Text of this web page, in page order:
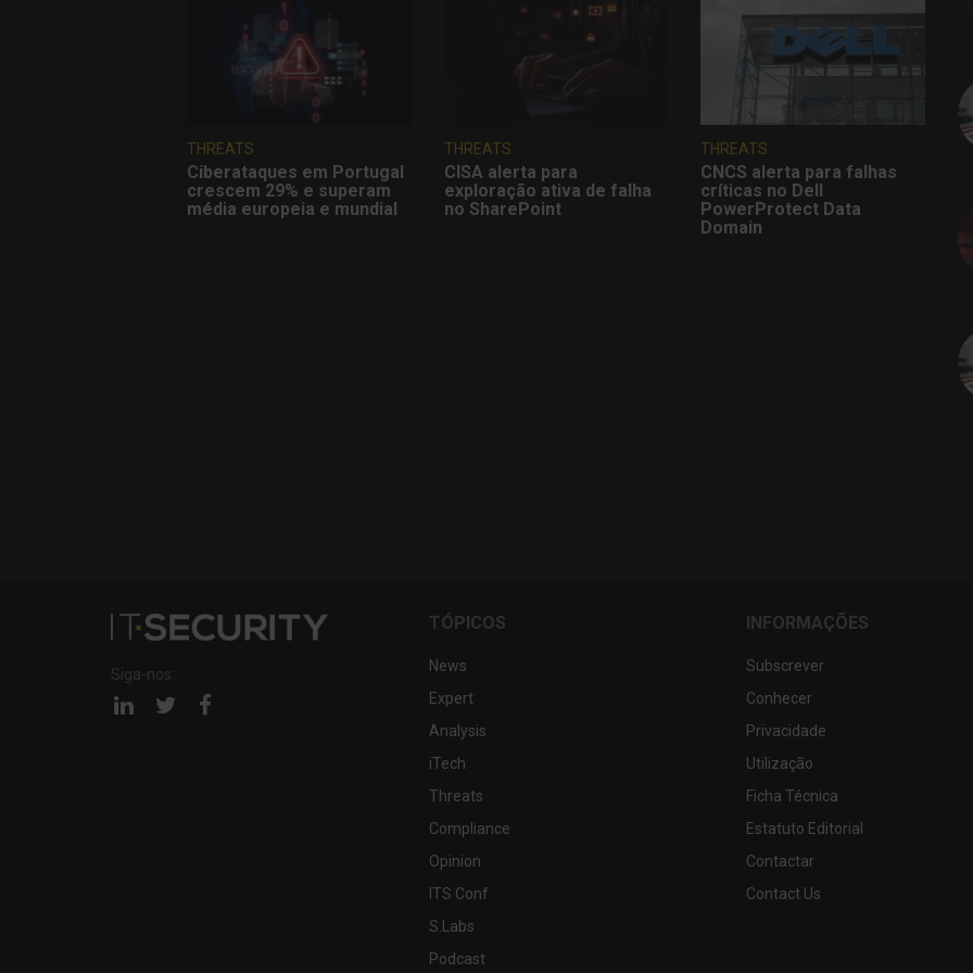
THREATS
Ciberataques em Portugal
crescem 29% e superam
média europeia e mundial
THREATS
CISA alerta para
exploração ativa de falha
no SharePoint
THREATS
CNCS alerta para falhas
críticas no Dell
PowerProtect Data
Domain
Siga-nos:
Página Página
TÓPICOS
News
Expert
Analysis
iTech
Threats
Compliance
Opinion
ITS Conf
S.Labs
Podcast
INFORMAÇÕES
Subscrever
Conhecer
Privacidade
Utilização
Ficha Técnica
Estatuto Editorial
Contactar
Contact Us